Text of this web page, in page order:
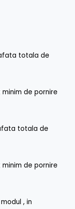
totala de
de pornire
totala de
de pornire
, in